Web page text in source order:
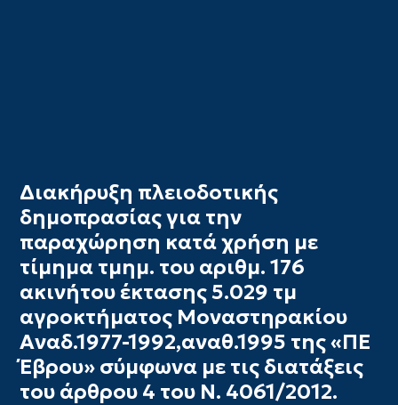
Διακήρυξη πλειοδοτικής
δημοπρασίας για την
παραχώρηση κατά χρήση με
τίμημα τμημ. του αριθμ. 176
ακινήτου έκτασης 5.029 τμ
αγροκτήματος Μοναστηρακίου
Αναδ.1977-1992,αναθ.1995 της «ΠΕ
Έβρου» σύμφωνα με τις διατάξεις
του άρθρου 4 του Ν. 4061/2012.